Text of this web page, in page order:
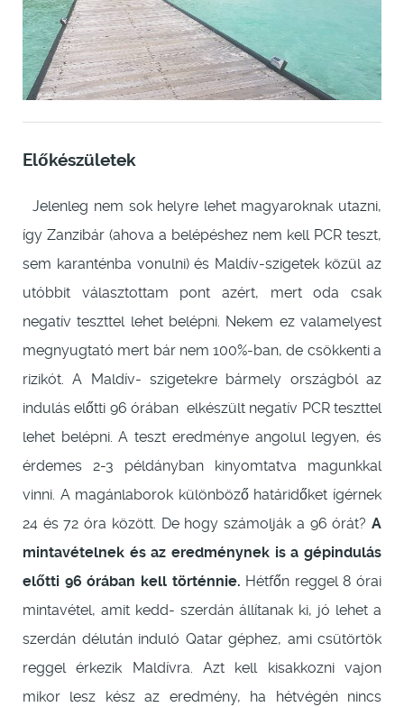
Előkészületek
Jelenleg nem sok helyre lehet magyaroknak utazni,
így Zanzibár (ahova a belépéshez nem kell PCR teszt,
sem karanténba vonulni) és Maldív-szigetek közül az
utóbbit választottam pont azért, mert oda csak
negatív teszttel lehet belépni. Nekem ez valamelyest
megnyugtató mert bár nem 100%-ban, de csökkenti a
rizikót. A Maldív- szigetekre bármely országból az
indulás előtti 96 órában elkészült negatív PCR teszttel
lehet belépni. A teszt eredménye angolul legyen, és
érdemes 2-3 példányban kinyomtatva magunkkal
vinni. A magánlaborok különböző határidőket ígérnek
24 és 72 óra között. De hogy számolják a 96 órát? A
mintavételnek és az eredménynek is a gépindulás
előtti 96 órában kell történnie. Hétfőn reggel 8 órai
mintavétel, amit kedd- szerdán állítanak ki, jó lehet a
szerdán délután induló Qatar géphez, ami csütörtök
reggel érkezik Maldívra. Azt kell kisakkozni vajon
mikor lesz kész az eredmény, ha hétvégén nincs